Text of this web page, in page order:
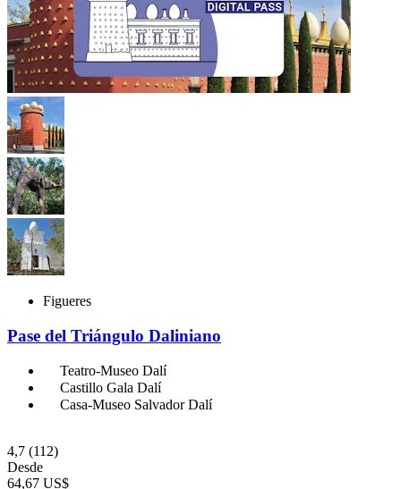
Figueres
Pase del Triángulo Daliniano
Teatro-Museo Dalí
Castillo Gala Dalí
Casa-Museo Salvador Dalí
4,7 (112)
Desde
64,67 US$